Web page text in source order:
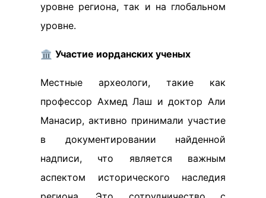
уровне региона, так и на глобальном
уровне.
🏛️ Участие иорданских ученых
Местные археологи, такие как
профессор Ахмед Лаш и доктор Али
Манасир, активно принимали участие
в документировании найденной
надписи, что является важным
аспектом исторического наследия